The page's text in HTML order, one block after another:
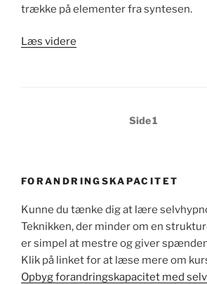
be
trække på elementer fra syntesen.
Læs videre
IndlægsinddelingSide1
FORANDRINGSKAPACITET
Kunne du tænke dig at lære
Teknikken, der minder om en
er simpel at mestre og giver
Klik på linket for at læse mere om
Opbyg forandringskapacitet med